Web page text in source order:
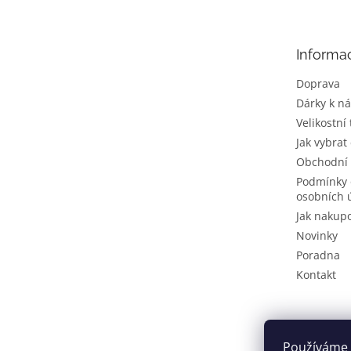
Doprava
Dárky k
Velikostní
Jak
osobních
Jak
Novinky
Poradna
Kontakt